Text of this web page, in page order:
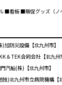
看板 ■販促グッズ（ノ
)旭防災設備【北九州市】
＆TEK合同会社【北九州
汽船(株)【北九州市】
独)北九州市立病院機構【